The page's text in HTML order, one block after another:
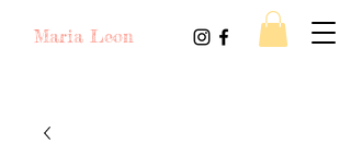
Maria Leon